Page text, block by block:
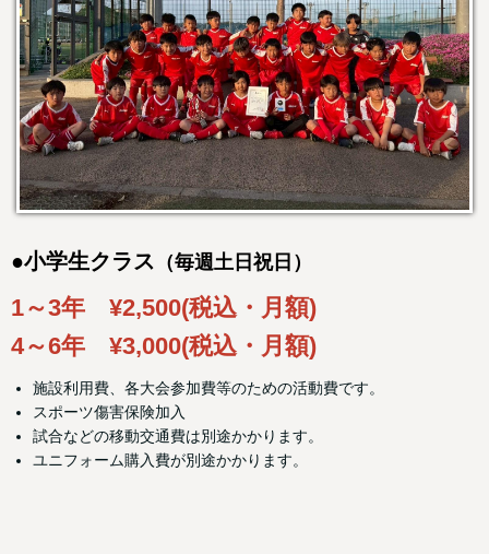
●小学生クラス （毎週土日祝日）
1～3年 ¥2,500(税込・月額)
4～6年 ¥3,000(税込・月額)
施設利用費、各大会参加費等のための活動費です。
スポーツ傷害保険加入
試合などの移動交通費は別途かかります。
ユニフォーム購入費が別途かかります。